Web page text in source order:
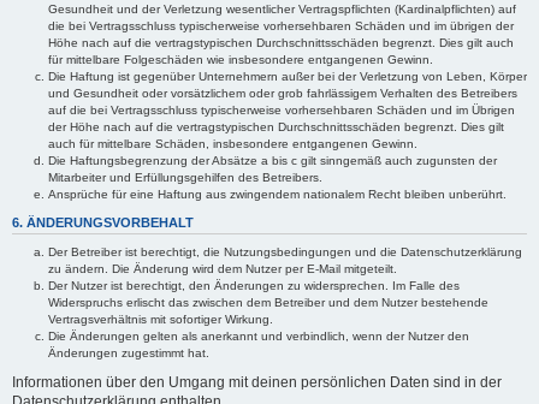
Gesundheit und der Verletzung wesentlicher Vertragspflichten (Kardinalpflichten) auf
die bei Vertragsschluss typischerweise vorhersehbaren Schäden und im übrigen der
Höhe nach auf die vertragstypischen Durchschnittsschäden begrenzt. Dies gilt auch
für mittelbare Folgeschäden wie insbesondere entgangenen Gewinn.
Die Haftung ist gegenüber Unternehmern außer bei der Verletzung von Leben, Körper
und Gesundheit oder vorsätzlichem oder grob fahrlässigem Verhalten des Betreibers
auf die bei Vertragsschluss typischerweise vorhersehbaren Schäden und im Übrigen
der Höhe nach auf die vertragstypischen Durchschnittsschäden begrenzt. Dies gilt
auch für mittelbare Schäden, insbesondere entgangenen Gewinn.
Die Haftungsbegrenzung der Absätze a bis c gilt sinngemäß auch zugunsten der
Mitarbeiter und Erfüllungsgehilfen des Betreibers.
Ansprüche für eine Haftung aus zwingendem nationalem Recht bleiben unberührt.
6. ÄNDERUNGSVORBEHALT
Der Betreiber ist berechtigt, die Nutzungsbedingungen und die Datenschutzerklärung
zu ändern. Die Änderung wird dem Nutzer per E-Mail mitgeteilt.
Der Nutzer ist berechtigt, den Änderungen zu widersprechen. Im Falle des
Widerspruchs erlischt das zwischen dem Betreiber und dem Nutzer bestehende
Vertragsverhältnis mit sofortiger Wirkung.
Die Änderungen gelten als anerkannt und verbindlich, wenn der Nutzer den
Änderungen zugestimmt hat.
Informationen über den Umgang mit deinen persönlichen Daten sind in der